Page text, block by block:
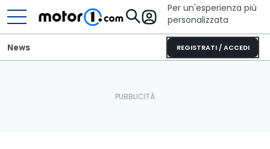
Per un'esperienza più
personalizzata
REGISTRATI / ACCEDI
News